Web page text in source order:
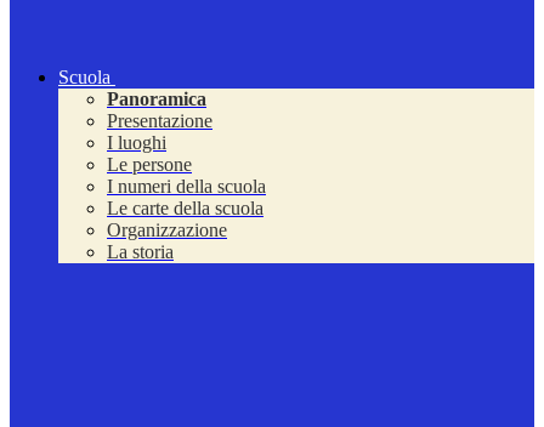
Scuola
Panoramica
Presentazione
I luoghi
Le persone
I numeri della scuola
Le carte della scuola
Organizzazione
La storia